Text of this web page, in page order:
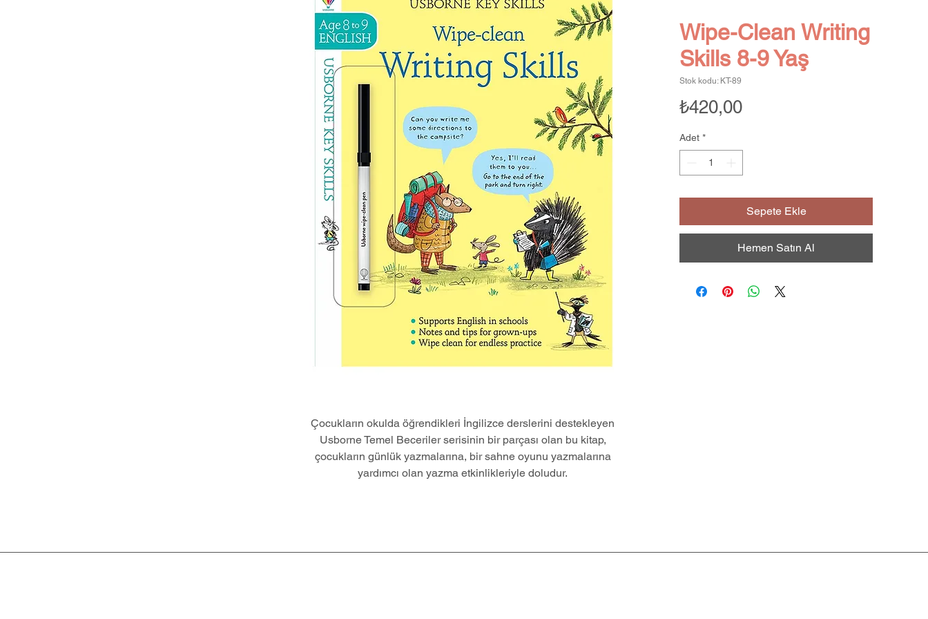
Wipe-Clean Writing
Skills 8-9 Yaş
Stok kodu: KT-89
₺420,00Fiyat
Adet *
Sepete Ekle
Hemen Satın Al
Çocukların okulda öğrendikleri İngilizce derslerini destekleyen
Usborne Temel Beceriler serisinin bir parçası olan bu kitap,
çocukların günlük yazmalarına, bir sahne oyunu yazmalarına